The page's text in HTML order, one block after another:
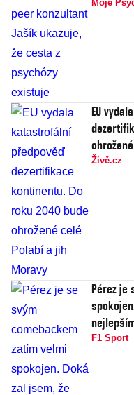
Moje
EU
Živě.cz
Pérez je
F1 Sport